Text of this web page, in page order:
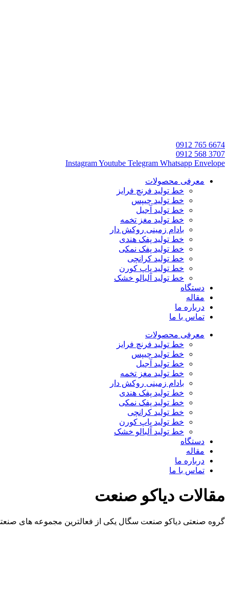
6674 765 0912
3707 568 0912
InstagramYoutube Telegram Whatsapp Envelope
معرفی محصولات
خط تولید فرنچ فرایز
خط تولید چیپس
خط تولید آجیل
خط تولید مغز تخمه
بادام زمینی روکش دار
خط تولید پفک هندی
خط تولید پفک نمکی
خط تولید کرانچی
خط تولید پاپ کورن
خط تولید آلبالو خشک
دستگاه
مقاله
درباره ما
تماس با ما
معرفی محصولات
خط تولید فرنچ فرایز
خط تولید چیپس
خط تولید آجیل
خط تولید مغز تخمه
بادام زمینی روکش دار
خط تولید پفک هندی
خط تولید پفک نمکی
خط تولید کرانچی
خط تولید پاپ کورن
خط تولید آلبالو خشک
دستگاه
مقاله
درباره ما
تماس با ما
مقالات دیاکو صنعت
گروه صنعتی دیاکو صنعت سگال یکی از فعالترین مجموعه های